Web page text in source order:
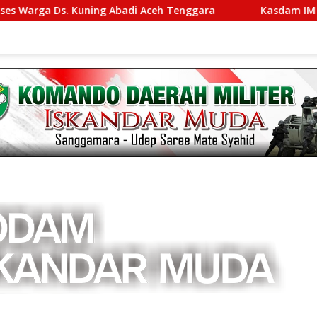
Abadi Aceh Tenggara Kasdam IM Pimpin